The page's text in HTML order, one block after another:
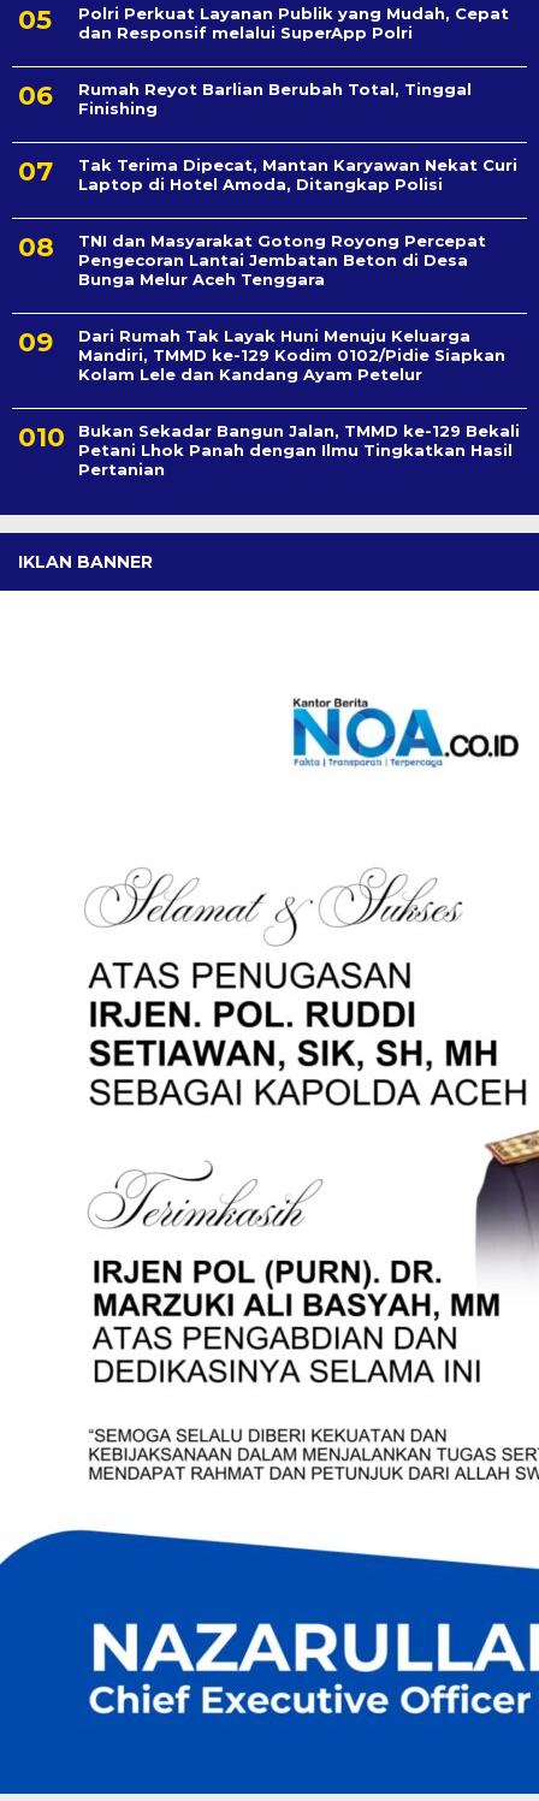
Polri Perkuat Layanan Publik yang Mudah, Cepat
dan Responsif melalui SuperApp Polri
Rumah Reyot Barlian Berubah Total, Tinggal
Finishing
Tak Terima Dipecat, Mantan Karyawan Nekat Curi
Laptop di Hotel Amoda, Ditangkap Polisi
TNI dan Masyarakat Gotong Royong Percepat
Pengecoran Lantai Jembatan Beton di Desa
Bunga Melur Aceh Tenggara
Dari Rumah Tak Layak Huni Menuju Keluarga
Mandiri, TMMD ke-129 Kodim 0102/Pidie Siapkan
Kolam Lele dan Kandang Ayam Petelur
Bukan Sekadar Bangun Jalan, TMMD ke-129 Bekali
Petani Lhok Panah dengan Ilmu Tingkatkan Hasil
Pertanian
IKLAN BANNER